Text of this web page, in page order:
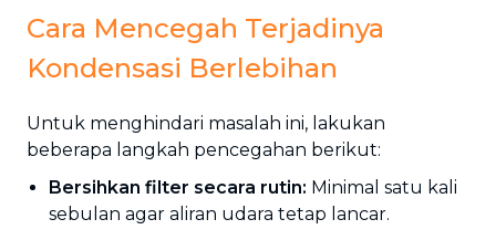
Cara Mencegah Terjadinya
Kondensasi Berlebihan
Untuk menghindari masalah ini, lakukan
beberapa langkah pencegahan berikut:
Bersihkan filter secara rutin: Minimal satu kali
sebulan agar aliran udara tetap lancar.